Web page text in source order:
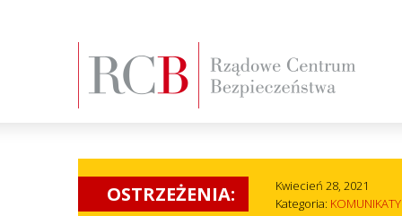
OSTRZEŻENIA:
Kwiecień 28, 2021
Kategoria: KOMUNIKATY